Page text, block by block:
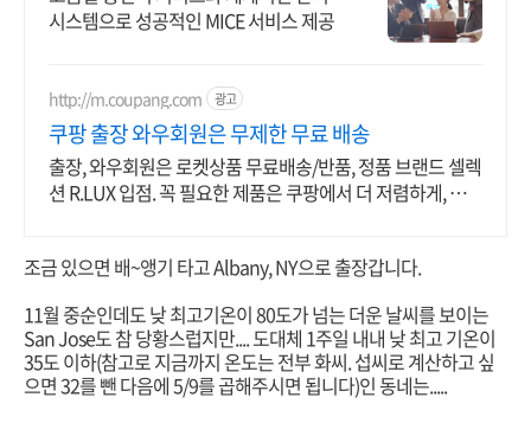
시스템으로 성공적인 MICE 서비스 제공
http://m.coupang.com 광고
쿠팡 출장 와우회원은 무제한 무료 배송
출장, 와우회원은 로켓상품 무료배송/반품, 정품 브랜드 셀렉
션 R.LUX 입점. 꼭 필요한 제품은 쿠팡에서 더 저렴하게, 로켓
조금 있으면 배~앵기 타고 Albany, NY으로 출장갑니다.
11월 중순인데도 낮 최고기온이 80도가 넘는 더운 날씨를 보이는
San Jose도 참 당황스럽지만.... 도대체 1주일 내내 낮 최고 기온이
35도 이하(참고로 지금까지 온도는 전부 화씨. 섭씨로 계산하고 싶
으면 32를 뺀 다음에 5/9를 곱해주시면 됩니다)인 동네는.....